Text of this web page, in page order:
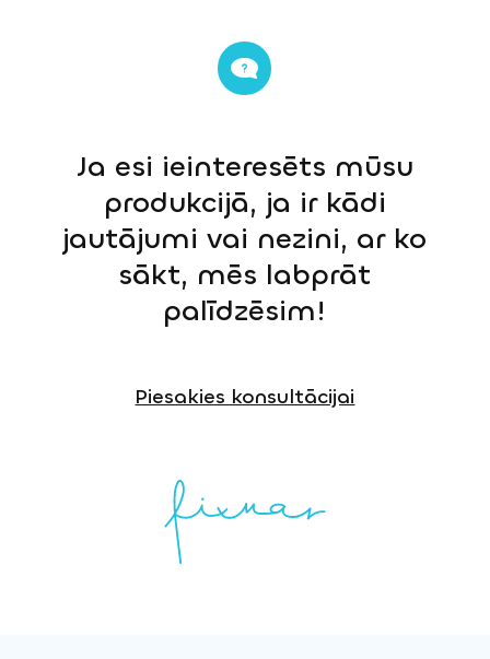
Ja esi ieinteresēts mūsu
produkcijā, ja ir kādi
jautājumi vai nezini, ar ko
sākt, mēs labprāt
palīdzēsim!
Piesakies konsultācijai